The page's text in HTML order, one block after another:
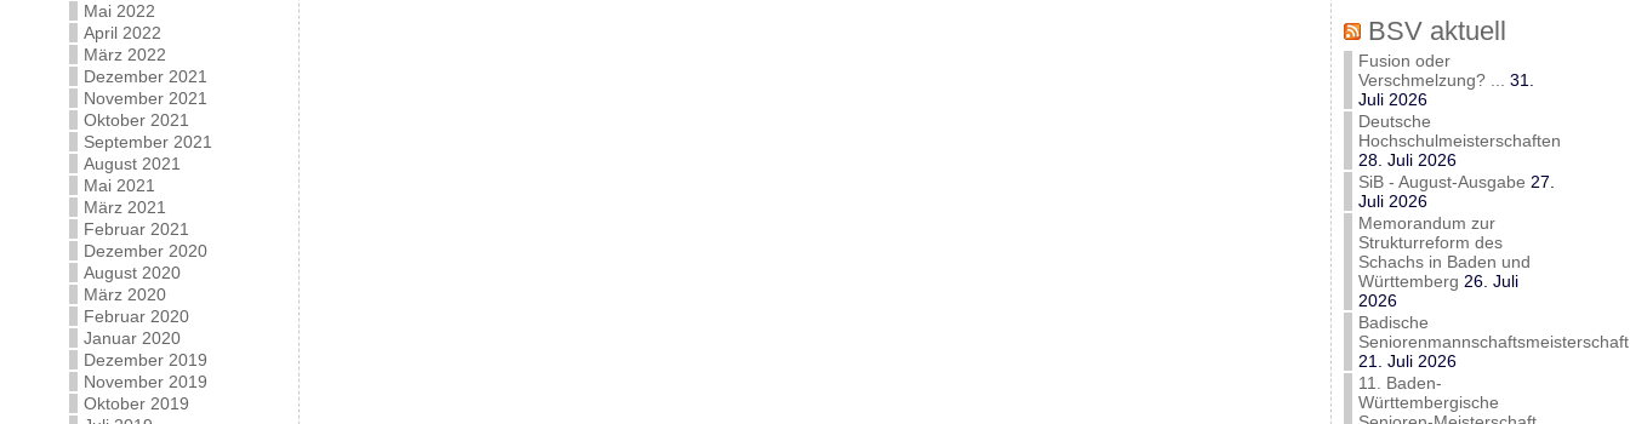
Mai 2022
April 2022
März 2022
Dezember 2021
November 2021
Oktober 2021
September 2021
August 2021
Mai 2021
März 2021
Februar 2021
Dezember 2020
August 2020
März 2020
Februar 2020
Januar 2020
Dezember 2019
November 2019
Oktober 2019
BSV aktuell
Fusion oder
Verschmelzung? ...
31.
Juli 2026
Deutsche
Hochschulmeisterschaften
28. Juli 2026
SiB - August-Ausgabe 27.
Juli 2026
Memorandum zur
Strukturreform des
Schachs in Baden und
Württemberg 26. Juli
2026
Badische
Seniorenmannschaftsmeisterschaft
21. Juli 2026
11. Baden-
Württembergische